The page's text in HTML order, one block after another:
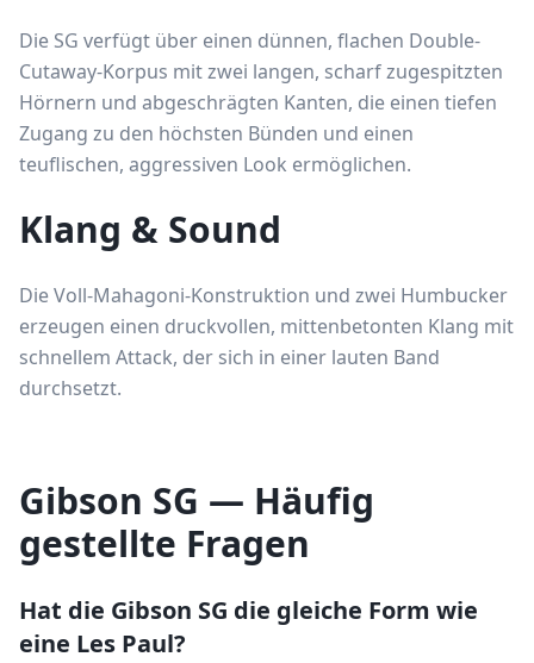
Die SG verfügt über einen dünnen, flachen Double-
Cutaway-Korpus mit zwei langen, scharf zugespitzten
Hörnern und abgeschrägten Kanten, die einen tiefen
Zugang zu den höchsten Bünden und einen
teuflischen, aggressiven Look ermöglichen.
Klang & Sound
Die Voll-Mahagoni-Konstruktion und zwei Humbucker
erzeugen einen druckvollen, mittenbetonten Klang mit
schnellem Attack, der sich in einer lauten Band
durchsetzt.
Gibson SG — Häufig
gestellte Fragen
Hat die Gibson SG die gleiche Form wie
eine Les Paul?